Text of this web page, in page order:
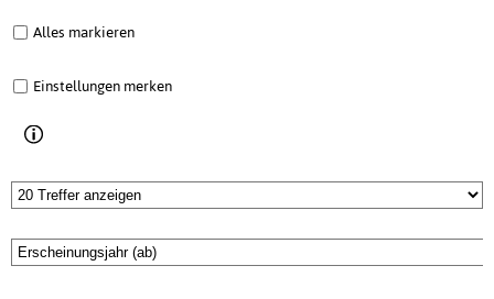
Alles markieren
Einstellungen merken